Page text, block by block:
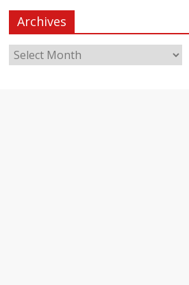
Archives